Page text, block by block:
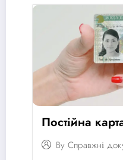
Постійна
By Справжні